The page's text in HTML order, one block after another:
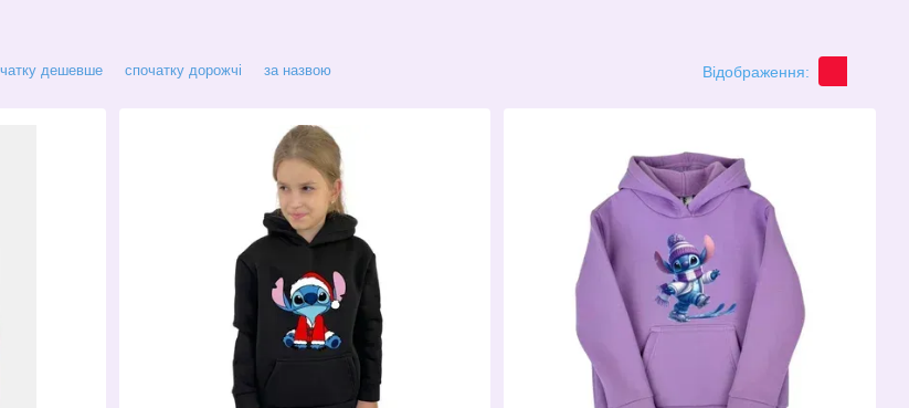
дешевше спочатку дорожчі за назвою Відображення: